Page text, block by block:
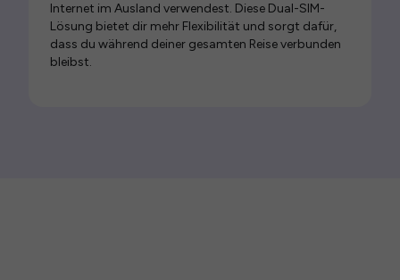
Internet im Ausland verwendest. Diese Dual-SIM-
Lösung bietet dir mehr Flexibilität und sorgt dafür,
dass du während deiner gesamten Reise verbunden
bleibst.